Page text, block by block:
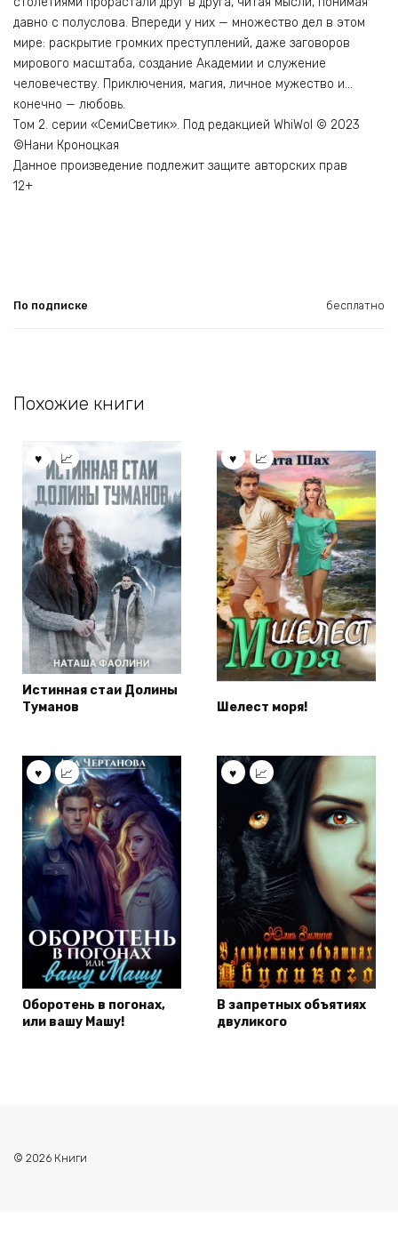
давно с полуслова. Впереди у них — множество дел в этом
мире: раскрытие громких преступлений, даже заговоров
мирового масштаба, создание Академии и служение
человечеству. Приключения, магия, личное мужество и…
конечно — любовь.
Том 2. серии «СемиСветик». Под редакцией WhiWol © 2023
©Нани Кроноцкая
Данное произведение подлежит защите авторских прав
12+
По подписке бесплатно
Похожие книги
Истинная стаи Долины
Туманов
Шелест моря!
Оборотень в погонах,
или вашу Машу!
В запретных объятиях
двуликого
© 2026 Книги